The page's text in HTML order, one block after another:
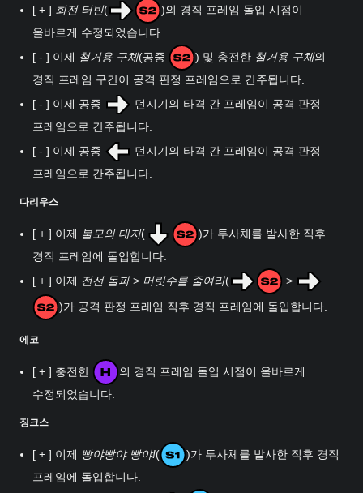
[ + ] 회전 터빈(
)의 경직 프레임 돌입 시점이
올바르게 수정되었습니다.
[ - ] 이제 철거용 구체(공중 ) 및 충전한 철거용 구체의
경직 프레임 구간이 공격 판정 프레임으로 간주됩니다.
[ - ] 이제 공중
던지기의 타격 간 프레임이 공격 판정
프레임으로 간주됩니다.
[ - ] 이제 공중
던지기의 타격 간 프레임이 공격 판정
프레임으로 간주됩니다.
다리우스
[ + ] 이제 불모의 대지(
)가 투사체를 발사한 직후
경직 프레임에 돌입합니다.
[ + ] 이제 전선 돌파> 머릿수를 줄여라(
>
)가 공격 판정 프레임 직후 경직 프레임에 돌입합니다.
에코
[ + ] 충전한
의 경직 프레임 돌입 시점이 올바르게
수정되었습니다.
징크스
[ + ] 이제 빵야빵야 빵야!(
)가 투사체를 발사한 직후 경직
프레임에 돌입합니다.